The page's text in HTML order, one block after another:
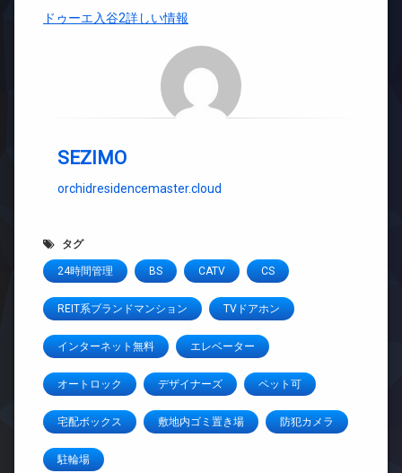
ドゥーエ入谷2詳しい情報
SEZIMO
orchidresidencemaster.cloud
タグ
24時間管理 BS CATV CS
REIT系ブランドマンション TVドアホン
インターネット無料 エレベーター
オートロック デザイナーズ ペット可
宅配ボックス 敷地内ゴミ置き場 防犯カメラ
駐輪場